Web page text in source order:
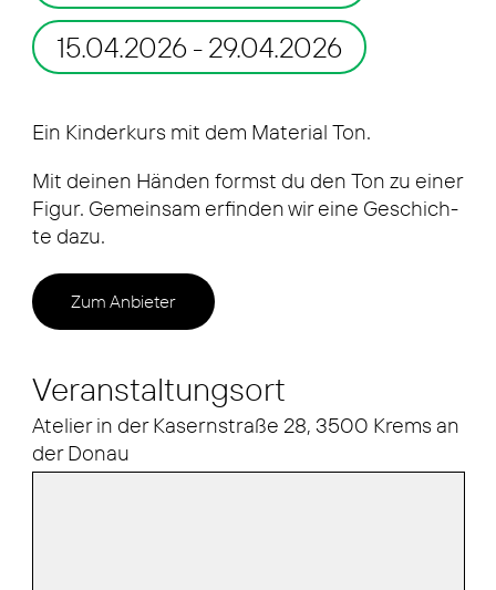
15.04.2026 - 29.04.2026
Ein Kin­der­kurs mit dem Mate­ri­al Ton.
Mit dei­nen Hän­den formst du den Ton zu einer
Figur. Gemein­sam erfin­den wir eine Geschich­
te dazu.
Zum Anbieter
Veranstaltungsort
Atelier in der Kasernstraße 28, 3500 Krems an
der Donau